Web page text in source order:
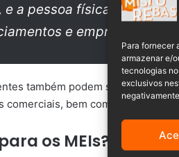
Para fornecer
armazenar e/
tecnologias
exclusivos
e a pessoa física pode
e empréstimos”,
também podem sofrer com o
comerciais, bem como ter as
os MEIs?